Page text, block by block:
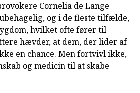
Cornelia de Lange
og i de fleste tilfælde,
hvilket ofte fører til
hævder, at dem, der lider af
en chance. Men fortvivl ikke,
og medicin til at skabe